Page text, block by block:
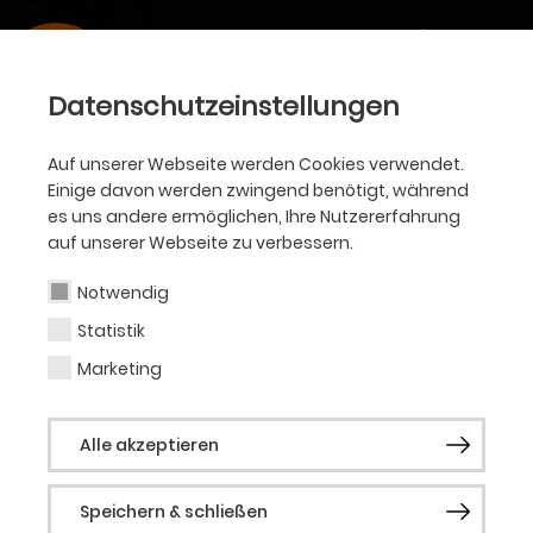
Datenschutzeinstellungen
Auf unserer Webseite werden Cookies verwendet.
Einige davon werden zwingend benötigt, während
es uns andere ermöglichen, Ihre Nutzererfahrung
auf unserer Webseite zu verbessern.
Notwendig
Statistik
Marketing
Alle akzeptieren
Speichern & schließen